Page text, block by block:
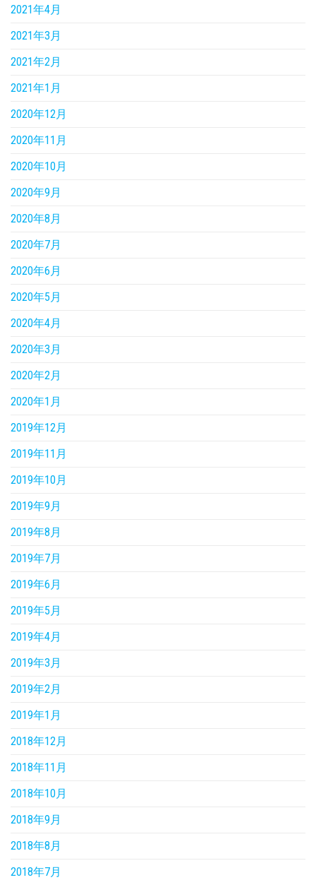
2021年4月
2021年3月
2021年2月
2021年1月
2020年12月
2020年11月
2020年10月
2020年9月
2020年8月
2020年7月
2020年6月
2020年5月
2020年4月
2020年3月
2020年2月
2020年1月
2019年12月
2019年11月
2019年10月
2019年9月
2019年8月
2019年7月
2019年6月
2019年5月
2019年4月
2019年3月
2019年2月
2019年1月
2018年12月
2018年11月
2018年10月
2018年9月
2018年8月
2018年7月